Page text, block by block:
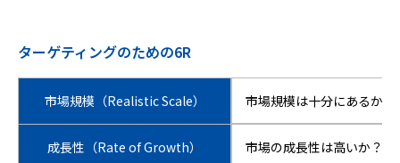
ターゲティングのための6R
市場規模（Realistic Scale） 市場規模は十分にあるか？
成長性（Rate of Growth） 市場の成長性は高いか？